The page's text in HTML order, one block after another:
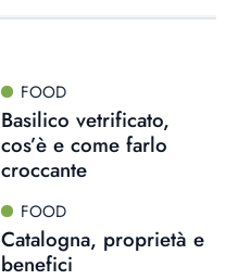
FOOD
Basilico vetrificato,
cos’è e come farlo
croccante
FOOD
Catalogna, proprietà e
benefici